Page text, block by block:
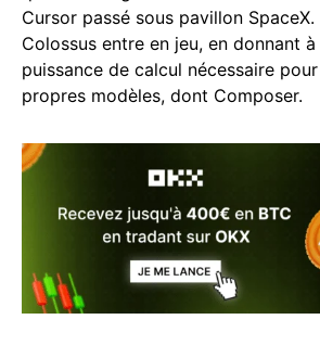
Cursor passé sous pavillon SpaceX.
Colossus entre en jeu, en donnant
puissance de calcul nécessaire
propres modèles, dont Composer.